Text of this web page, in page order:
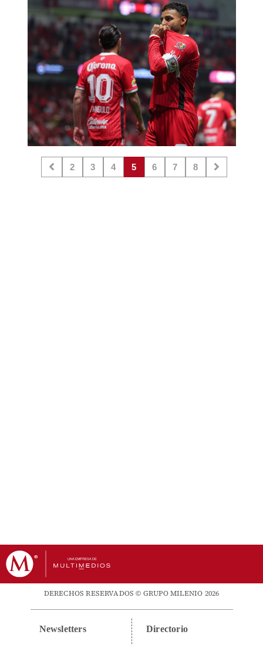
2 3 4 5 6 7 8
DERECHOS RESERVADOS © GRUPO MILENIO 2026
Newsletters Directorio